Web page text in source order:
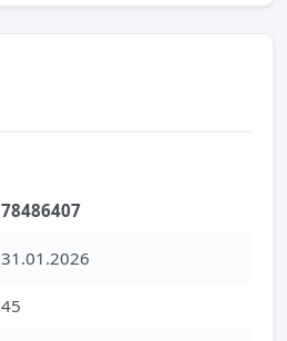
78486407
31.01.2026
45